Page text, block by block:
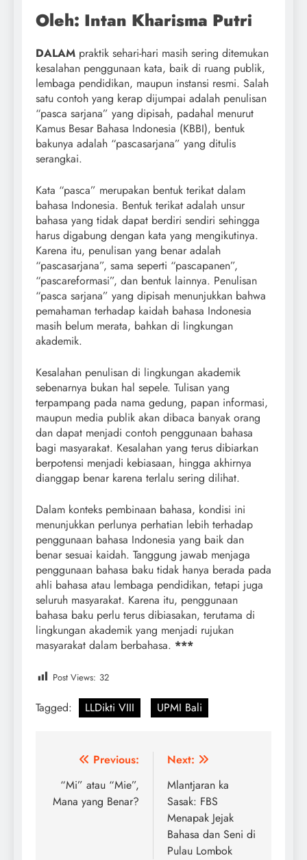
Oleh: Intan Kharisma Putri
DALAM praktik sehari-hari masih sering ditemukan
kesalahan penggunaan kata, baik di ruang publik,
lembaga pendidikan, maupun instansi resmi. Salah
satu contoh yang kerap dijumpai adalah penulisan
“pasca sarjana” yang dipisah, padahal menurut
Kamus Besar Bahasa Indonesia (KBBI), bentuk
bakunya adalah “pascasarjana” yang ditulis
serangkai.
Kata “pasca” merupakan bentuk terikat dalam
bahasa Indonesia. Bentuk terikat adalah unsur
bahasa yang tidak dapat berdiri sendiri sehingga
harus digabung dengan kata yang mengikutinya.
Karena itu, penulisan yang benar adalah
“pascasarjana”, sama seperti “pascapanen”,
“pascareformasi”, dan bentuk lainnya. Penulisan
“pasca sarjana” yang dipisah menunjukkan bahwa
pemahaman terhadap kaidah bahasa Indonesia
masih belum merata, bahkan di lingkungan
akademik.
Kesalahan penulisan di lingkungan akademik
sebenarnya bukan hal sepele. Tulisan yang
terpampang pada nama gedung, papan informasi,
maupun media publik akan dibaca banyak orang
dan dapat menjadi contoh penggunaan bahasa
bagi masyarakat. Kesalahan yang terus dibiarkan
berpotensi menjadi kebiasaan, hingga akhirnya
dianggap benar karena terlalu sering dilihat.
Dalam konteks pembinaan bahasa, kondisi ini
menunjukkan perlunya perhatian lebih terhadap
penggunaan bahasa Indonesia yang baik dan
benar sesuai kaidah. Tanggung jawab menjaga
penggunaan bahasa baku tidak hanya berada pada
ahli bahasa atau lembaga pendidikan, tetapi juga
seluruh masyarakat. Karena itu, penggunaan
bahasa baku perlu terus dibiasakan, terutama di
lingkungan akademik yang menjadi rujukan
masyarakat dalam berbahasa. ***
Post Views: 32
Tagged: LLDikti VIII UPMI Bali
Post
navigation
Previous:
“Mi” atau “Mie”,
Mana yang Benar?
Next:
Mlantjaran ka
Sasak: FBS
Menapak Jejak
Bahasa dan Seni di
Pulau Lombok